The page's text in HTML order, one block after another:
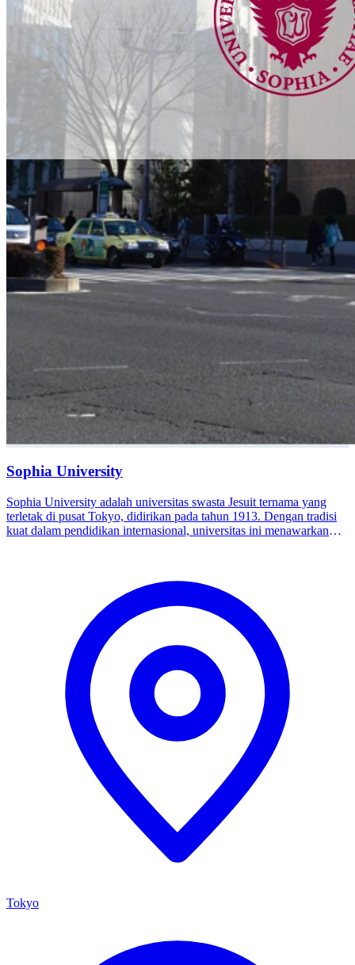
Sophia University
Sophia University adalah universitas swasta Jesuit ternama yang
terletak di pusat Tokyo, didirikan pada tahun 1913. Dengan tradisi
kuat dalam pendidikan internasional, universitas ini menawarkan
Kampus Sophia berada di dekat Stasiun Yotsuya di Kawasan
Chiyoda, Tokyo, yang memudahkan akses ke distrik budaya,
politik, dan bisnis utama. Universitas ini menekankan pembelajaran
interdisipliner, pengajaran bahasa modern, dan keterlibatan global,
dengan lebih dari 1.500 mahasiswa internasional dari lebih dari 90
Tokyo